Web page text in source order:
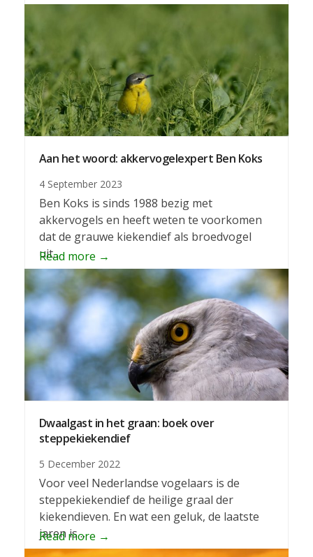
Aan het woord: akkervogelexpert Ben Koks
4 September 2023
Ben Koks is sinds 1988 bezig met
akkervogels en heeft weten te voorkomen
dat de grauwe kiekendief als broedvogel
uit…
Read more →
Dwaalgast in het graan: boek over
steppekiekendief
5 December 2022
Voor veel Nederlandse vogelaars is de
steppekiekendief de heilige graal der
kiekendieven. En wat een geluk, de laatste
jaren is…
Read more →